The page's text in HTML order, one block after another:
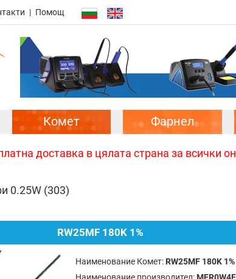
Помощ
Комет Фарнел
доставка в цялата страна за всички
0.25W (303)
RW25MF 180K 1%
Наименование Комет: RW25MF 180K 1%
Наименование производител: